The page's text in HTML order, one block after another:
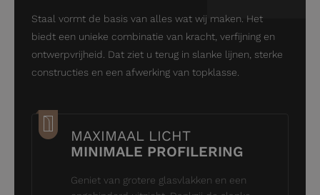
Staal vormt de basis van alles wat wij maken. Het
biedt een unieke combinatie van kracht, verfijning en
ontwerpvrijheid. Dat ziet u terug in slanke lijnen, sterke
constructies en een afwerking van topklasse.
MAXIMAAL LICHT
MINIMALE PROFILERING
Geniet van grotere glasvlakken en een